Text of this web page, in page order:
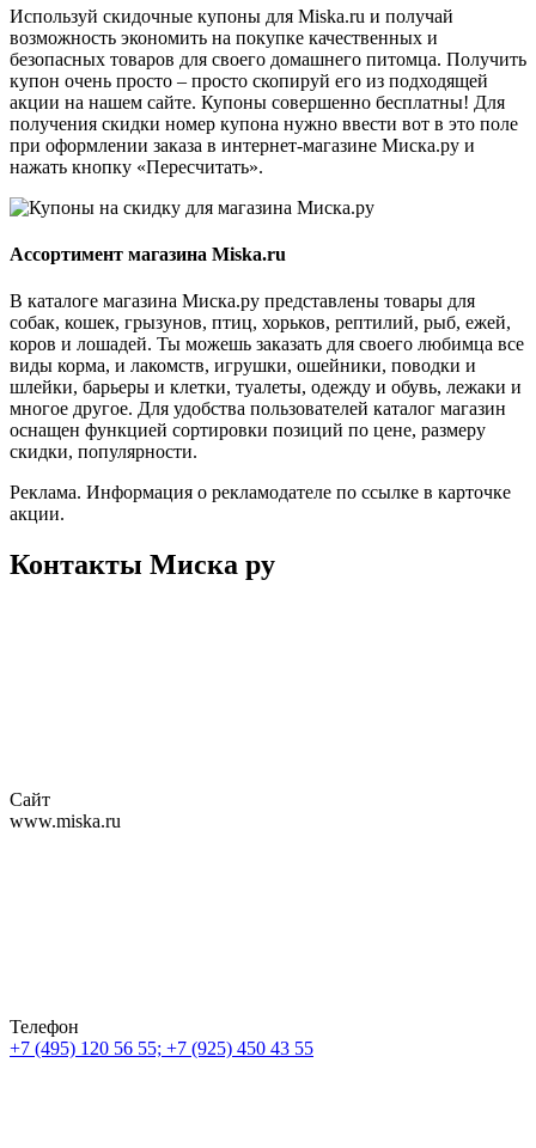
Используй скидочные купоны для Miska.ru и получай
возможность экономить на покупке качественных и
безопасных товаров для своего домашнего питомца. Получить
купон очень просто – просто скопируй его из подходящей
акции на нашем сайте. Купоны совершенно бесплатны! Для
получения скидки номер купона нужно ввести вот в это поле
при оформлении заказа в интернет-магазине Миска.ру и
нажать кнопку «Пересчитать».
Ассортимент магазина Miska.ru
В каталоге магазина Миска.ру представлены товары для
собак, кошек, грызунов, птиц, хорьков, рептилий, рыб, ежей,
коров и лошадей. Ты можешь заказать для своего любимца все
виды корма, и лакомств, игрушки, ошейники, поводки и
шлейки, барьеры и клетки, туалеты, одежду и обувь, лежаки и
многое другое. Для удобства пользователей каталог магазин
оснащен функцией сортировки позиций по цене, размеру
скидки, популярности.
Реклама. Информация о рекламодателе по ссылке в карточке
акции.
Контакты Миска ру
Сайт
www.miska.ru
Телефон
+7 (495) 120 56 55; +7 (925) 450 43 55